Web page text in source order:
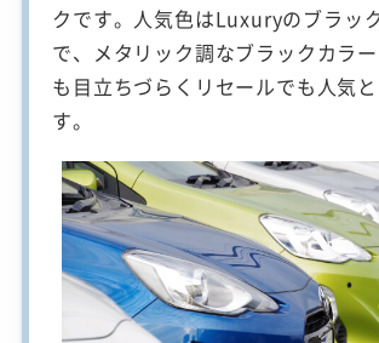
クです。人気色はLuxuryのブラッ
で、メタリック調なブラックカラ
も目立ちづらくリセールでも人気
す。